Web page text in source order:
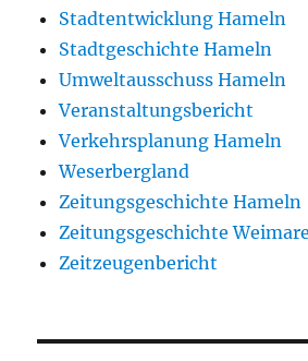
Stadtentwicklung Hameln
Stadtgeschichte Hameln
Umweltausschuss Hameln
Veranstaltungsbericht
Verkehrsplanung Hameln
Weserbergland
Zeitungsgeschichte Hameln
Zeitungsgeschichte
Zeitzeugenbericht